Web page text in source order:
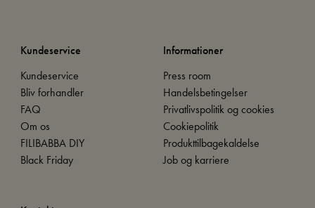
Kundeservice
Kundeservice
Bliv forhandler
FAQ
Om os
FILIBABBA DIY
Black Friday
Informationer
Press room
Handelsbetingelser
Privatlivspolitik og cookies
Cookiepolitik
Produkttilbagekaldelse
Job og karriere